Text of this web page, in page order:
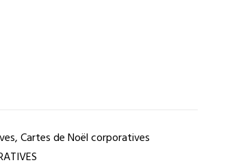
,Cartes de Noël corporatives